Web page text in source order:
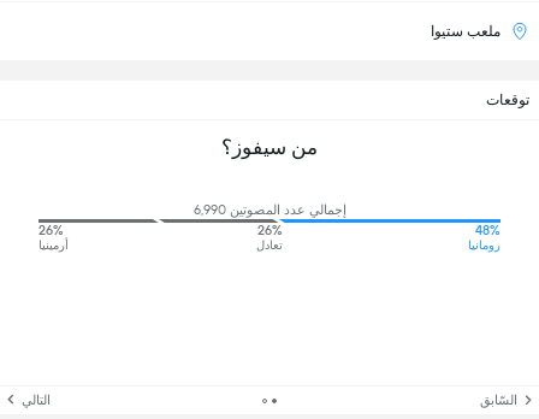
ملعب ستيوا
توقعات
من سيفوز؟
إجمالي عدد المصوتين 6,990
48%
رومانيا
26%
تعادل
26%
أرمينيا
السّابق التالي